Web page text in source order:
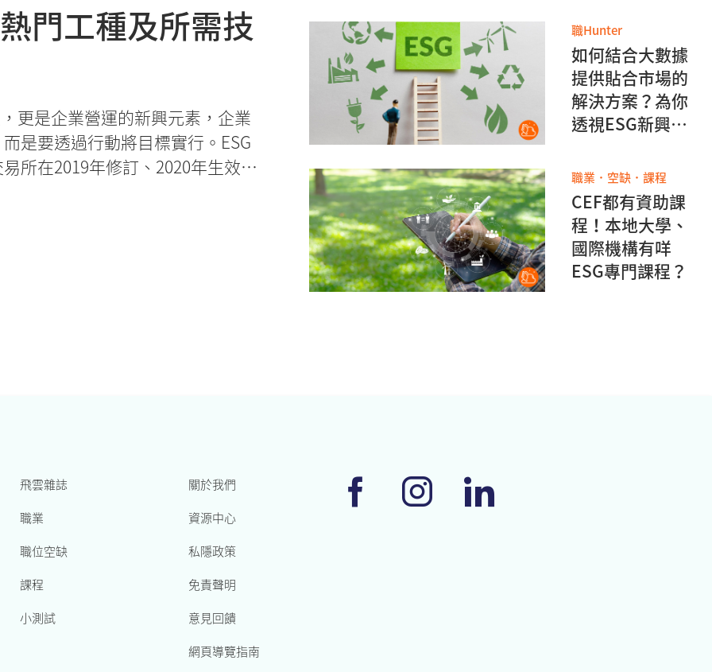
門工種及所需技
更是企業營運的新興元素，企業
是要透過行動將目標實行。ESG
所在2019年修訂、2020年生效的
職Hunter
如何結合大數據
提供貼合市場的
解決方案？為你
透視ESG新興職
職業．空缺．課程
CEF都有資助課
程！本地大學、
國際機構有咩
ESG專門課程？
飛雲雜誌
職業
職位空缺
課程
小測試
關於我們
資源中心
私隱政策
免責聲明
意見回饋
網頁導覽指南